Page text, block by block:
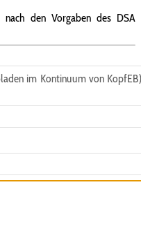
den Vorgaben des DSA
im Kontinuum von KopfEB)